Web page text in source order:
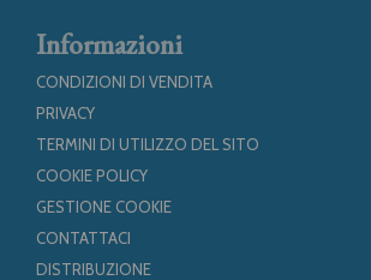
Informazioni
CONDIZIONI DI VENDITA
PRIVACY
TERMINI DI UTILIZZO DEL SITO
COOKIE POLICY
GESTIONE COOKIE
CONTATTACI
DISTRIBUZIONE